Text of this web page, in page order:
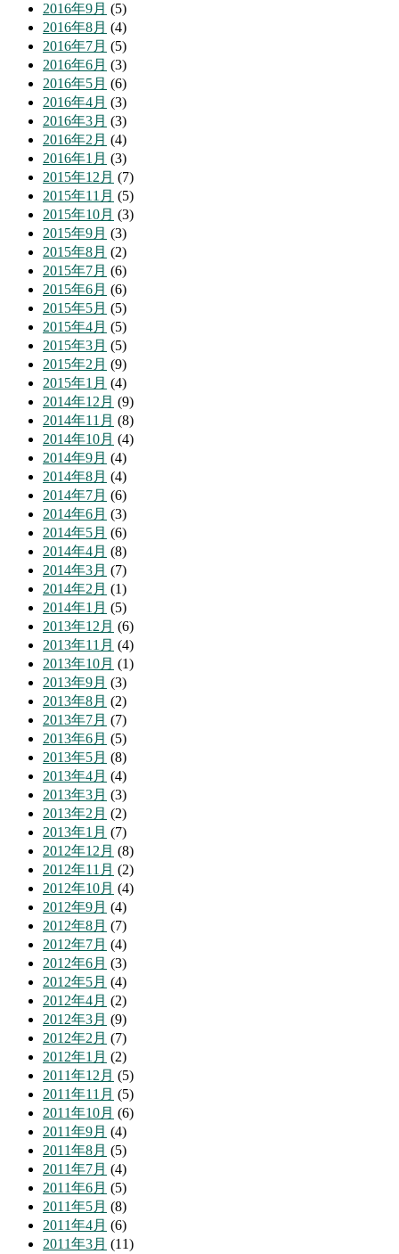
2016年9月 (5)
2016年8月 (4)
2016年7月 (5)
2016年6月 (3)
2016年5月 (6)
2016年4月 (3)
2016年3月 (3)
2016年2月 (4)
2016年1月 (3)
2015年12月 (7)
2015年11月 (5)
2015年10月 (3)
2015年9月 (3)
2015年8月 (2)
2015年7月 (6)
2015年6月 (6)
2015年5月 (5)
2015年4月 (5)
2015年3月 (5)
2015年2月 (9)
2015年1月 (4)
2014年12月 (9)
2014年11月 (8)
2014年10月 (4)
2014年9月 (4)
2014年8月 (4)
2014年7月 (6)
2014年6月 (3)
2014年5月 (6)
2014年4月 (8)
2014年3月 (7)
2014年2月 (1)
2014年1月 (5)
2013年12月 (6)
2013年11月 (4)
2013年10月 (1)
2013年9月 (3)
2013年8月 (2)
2013年7月 (7)
2013年6月 (5)
2013年5月 (8)
2013年4月 (4)
2013年3月 (3)
2013年2月 (2)
2013年1月 (7)
2012年12月 (8)
2012年11月 (2)
2012年10月 (4)
2012年9月 (4)
2012年8月 (7)
2012年7月 (4)
2012年6月 (3)
2012年5月 (4)
2012年4月 (2)
2012年3月 (9)
2012年2月 (7)
2012年1月 (2)
2011年12月 (5)
2011年11月 (5)
2011年10月 (6)
2011年9月 (4)
2011年8月 (5)
2011年7月 (4)
2011年6月 (5)
2011年5月 (8)
2011年4月 (6)
2011年3月 (11)